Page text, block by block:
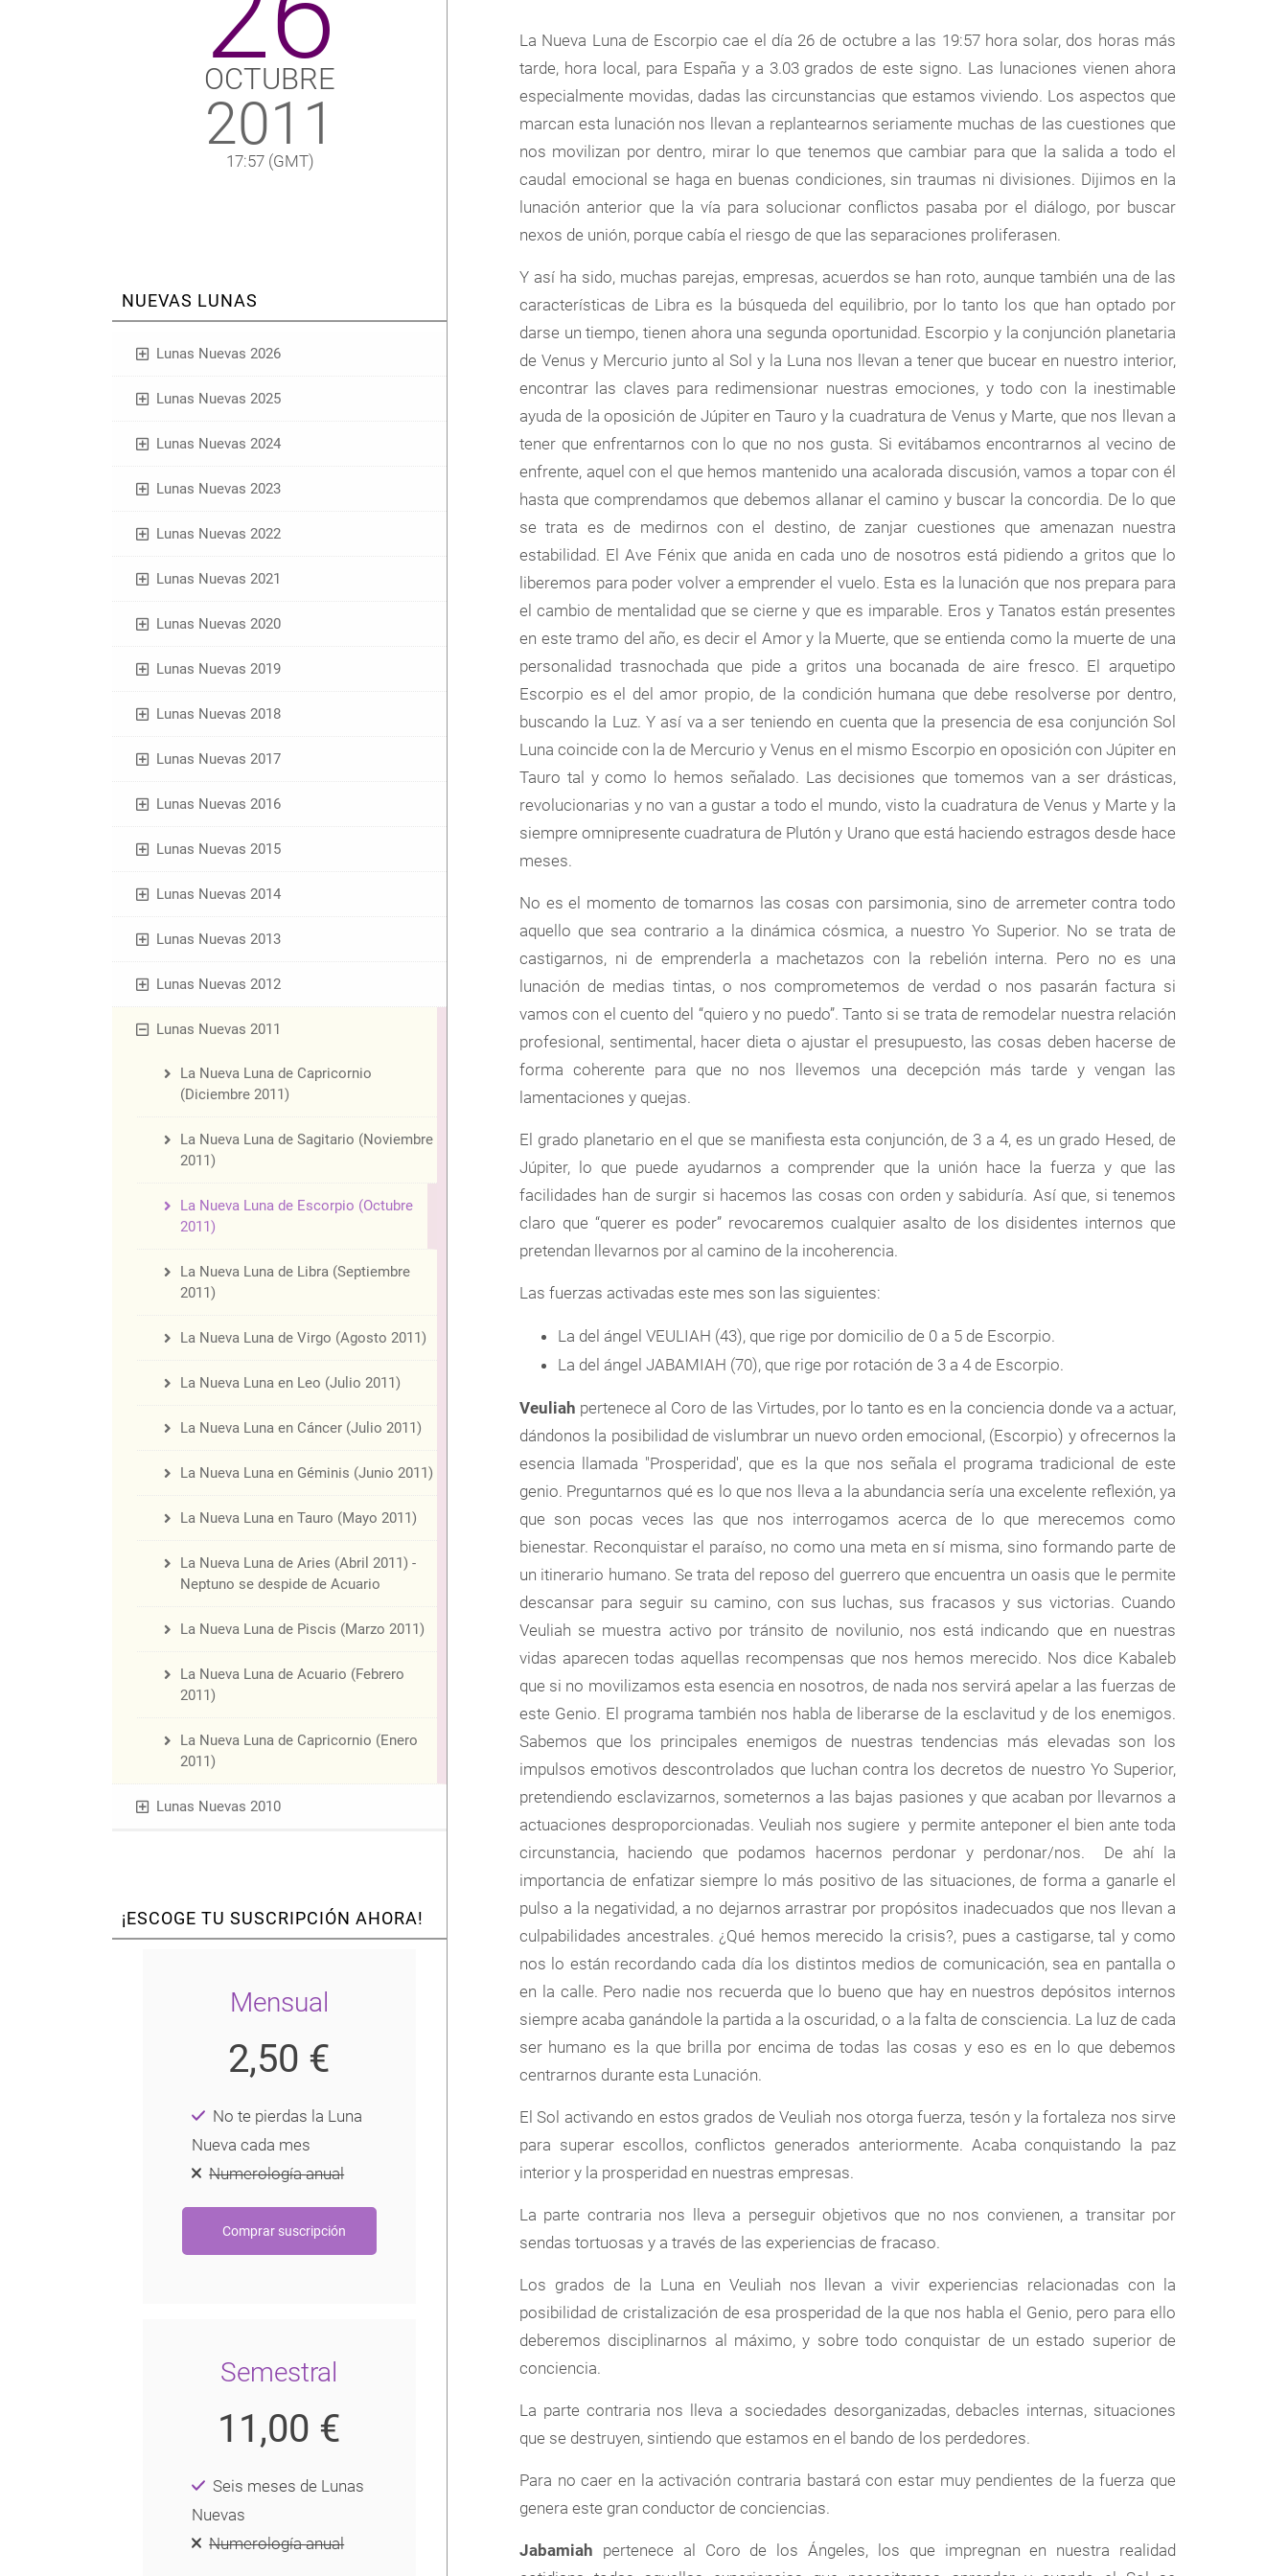
La Nueva Luna de Escorpio cae el día 26 de octubre a las 19:57 hora solar, dos horas más
tarde, hora local, para España y a 3.03 grados de este signo. Las lunaciones vienen ahora
especialmente movidas, dadas las circunstancias que estamos viviendo. Los aspectos que
marcan esta lunación nos llevan a replantearnos seriamente muchas de las cuestiones que
nos movilizan por dentro, mirar lo que tenemos que cambiar para que la salida a todo el
caudal emocional se haga en buenas condiciones, sin traumas ni divisiones. Dijimos en la
lunación anterior que la vía para solucionar conflictos pasaba por el diálogo, por buscar
nexos de unión, porque cabía el riesgo de que las separaciones proliferasen.
Y así ha sido, muchas parejas, empresas, acuerdos se han roto, aunque también una de las
características de Libra es la búsqueda del equilibrio, por lo tanto los que han optado por
darse un tiempo, tienen ahora una segunda oportunidad. Escorpio y la conjunción planetaria
de Venus y Mercurio junto al Sol y la Luna nos llevan a tener que bucear en nuestro interior,
encontrar las claves para redimensionar nuestras emociones, y todo con la inestimable
ayuda de la oposición de Júpiter en Tauro y la cuadratura de Venus y Marte, que nos llevan a
tener que enfrentarnos con lo que no nos gusta. Si evitábamos encontrarnos al vecino de
enfrente, aquel con el que hemos mantenido una acalorada discusión, vamos a topar con él
hasta que comprendamos que debemos allanar el camino y buscar la concordia. De lo que
se trata es de medirnos con el destino, de zanjar cuestiones que amenazan nuestra
estabilidad. El Ave Fénix que anida en cada uno de nosotros está pidiendo a gritos que lo
liberemos para poder volver a emprender el vuelo. Esta es la lunación que nos prepara para
el cambio de mentalidad que se cierne y que es imparable. Eros y Tanatos están presentes
en este tramo del año, es decir el Amor y la Muerte, que se entienda como la muerte de una
personalidad trasnochada que pide a gritos una bocanada de aire fresco. El arquetipo
Escorpio es el del amor propio, de la condición humana que debe resolverse por dentro,
buscando la Luz. Y así va a ser teniendo en cuenta que la presencia de esa conjunción Sol
Luna coincide con la de Mercurio y Venus en el mismo Escorpio en oposición con Júpiter en
Tauro tal y como lo hemos señalado. Las decisiones que tomemos van a ser drásticas,
revolucionarias y no van a gustar a todo el mundo, visto la cuadratura de Venus y Marte y la
siempre omnipresente cuadratura de Plutón y Urano que está haciendo estragos desde hace
meses.
No es el momento de tomarnos las cosas con parsimonia, sino de arremeter contra todo
aquello que sea contrario a la dinámica cósmica, a nuestro Yo Superior. No se trata de
castigarnos, ni de emprenderla a machetazos con la rebelión interna. Pero no es una
lunación de medias tintas, o nos comprometemos de verdad o nos pasarán factura si
vamos con el cuento del “quiero y no puedo”. Tanto si se trata de remodelar nuestra relación
profesional, sentimental, hacer dieta o ajustar el presupuesto, las cosas deben hacerse de
forma coherente para que no nos llevemos una decepción más tarde y vengan las
lamentaciones y quejas.
El grado planetario en el que se manifiesta esta conjunción, de 3 a 4, es un grado Hesed, de
Júpiter, lo que puede ayudarnos a comprender que la unión hace la fuerza y que las
facilidades han de surgir si hacemos las cosas con orden y sabiduría. Así que, si tenemos
claro que “querer es poder” revocaremos cualquier asalto de los disidentes internos que
pretendan llevarnos por al camino de la incoherencia.
Las fuerzas activadas este mes son las siguientes:
La del ángel VEULIAH (43), que rige por domicilio de 0 a 5 de Escorpio.
La del ángel JABAMIAH (70), que rige por rotación de 3 a 4 de Escorpio.
Veuliah pertenece al Coro de las Virtudes, por lo tanto es en la conciencia donde va a actuar,
dándonos la posibilidad de vislumbrar un nuevo orden emocional, (Escorpio) y ofrecernos la
esencia llamada "Prosperidad', que es la que nos señala el programa tradicional de este
genio. Preguntarnos qué es lo que nos lleva a la abundancia sería una excelente reflexión, ya
que son pocas veces las que nos interrogamos acerca de lo que merecemos como
bienestar. Reconquistar el paraíso, no como una meta en sí misma, sino formando parte de
un itinerario humano. Se trata del reposo del guerrero que encuentra un oasis que le permite
descansar para seguir su camino, con sus luchas, sus fracasos y sus victorias. Cuando
Veuliah se muestra activo por tránsito de novilunio, nos está indicando que en nuestras
vidas aparecen todas aquellas recompensas que nos hemos merecido. Nos dice Kabaleb
que si no movilizamos esta esencia en nosotros, de nada nos servirá apelar a las fuerzas de
este Genio. El programa también nos habla de liberarse de la esclavitud y de los enemigos.
Sabemos que los principales enemigos de nuestras tendencias más elevadas son los
impulsos emotivos descontrolados que luchan contra los decretos de nuestro Yo Superior,
pretendiendo esclavizarnos, someternos a las bajas pasiones y que acaban por llevarnos a
actuaciones desproporcionadas. Veuliah nos sugiere y permite anteponer el bien ante toda
circunstancia, haciendo que podamos hacernos perdonar y perdonar/nos. De ahí la
importancia de enfatizar siempre lo más positivo de las situaciones, de forma a ganarle el
pulso a la negatividad, a no dejarnos arrastrar por propósitos inadecuados que nos llevan a
culpabilidades ancestrales. ¿Qué hemos merecido la crisis?, pues a castigarse, tal y como
nos lo están recordando cada día los distintos medios de comunicación, sea en pantalla o
en la calle. Pero nadie nos recuerda que lo bueno que hay en nuestros depósitos internos
siempre acaba ganándole la partida a la oscuridad, o a la falta de consciencia. La luz de cada
ser humano es la que brilla por encima de todas las cosas y eso es en lo que debemos
centrarnos durante esta Lunación.
El Sol activando en estos grados de Veuliah nos otorga fuerza, tesón y la fortaleza nos sirve
para superar escollos, conflictos generados anteriormente. Acaba conquistando la paz
interior y la prosperidad en nuestras empresas.
La parte contraria nos lleva a perseguir objetivos que no nos convienen, a transitar por
sendas tortuosas y a través de las experiencias de fracaso.
Los grados de la Luna en Veuliah nos llevan a vivir experiencias relacionadas con la
posibilidad de cristalización de esa prosperidad de la que nos habla el Genio, pero para ello
deberemos disciplinarnos al máximo, y sobre todo conquistar de un estado superior de
conciencia.
La parte contraria nos lleva a sociedades desorganizadas, debacles internas, situaciones
que se destruyen, sintiendo que estamos en el bando de los perdedores.
Para no caer en la activación contraria bastará con estar muy pendientes de la fuerza que
genera este gran conductor de conciencias.
Jabamiah pertenece al Coro de los Ángeles, los que impregnan en nuestra realidad
OCTUBRE
2011
17:57 (GMT)
NUEVAS LUNAS
Lunas Nuevas 2026
Lunas Nuevas 2025
Lunas Nuevas 2024
Lunas Nuevas 2023
Lunas Nuevas 2022
Lunas Nuevas 2021
Lunas Nuevas 2020
Lunas Nuevas 2019
Lunas Nuevas 2018
Lunas Nuevas 2017
Lunas Nuevas 2016
Lunas Nuevas 2015
Lunas Nuevas 2014
Lunas Nuevas 2013
Lunas Nuevas 2012
Lunas Nuevas 2011
La Nueva Luna de Capricornio
(Diciembre 2011)
La Nueva Luna de Sagitario (Noviembre
2011)
La Nueva Luna de Escorpio (Octubre
2011)
La Nueva Luna de Libra (Septiembre
2011)
La Nueva Luna de Virgo (Agosto 2011)
La Nueva Luna en Leo (Julio 2011)
La Nueva Luna en Cáncer (Julio 2011)
La Nueva Luna en Géminis (Junio 2011)
La Nueva Luna en Tauro (Mayo 2011)
La Nueva Luna de Aries (Abril 2011) -
Neptuno se despide de Acuario
La Nueva Luna de Piscis (Marzo 2011)
La Nueva Luna de Acuario (Febrero
2011)
La Nueva Luna de Capricornio (Enero
2011)
Lunas Nuevas 2010
¡ESCOGE TU SUSCRIPCIÓN AHORA!
Mensual
2,50 €
No te pierdas la Luna
Nueva cada mes
Numerología anual
Semestral
11,00 €
Seis meses de Lunas
Nuevas
Numerología anual